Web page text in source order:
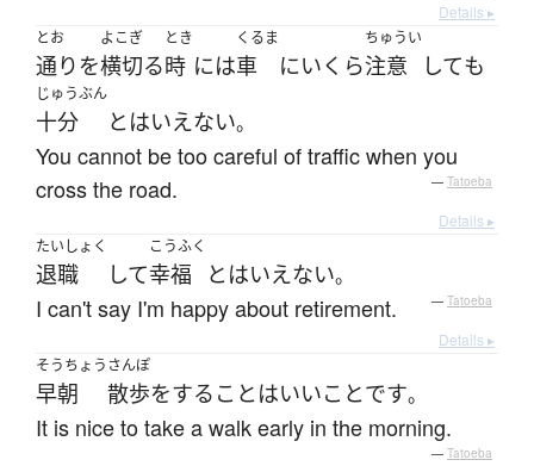
Details ▸
とお
通り を
よこぎ
横切る
とき
時 には
くるま
車 にいくら
ちゅうい
注意 しても
じゅうぶん
十分 とはいえない。
You cannot be too careful of traffic when you
cross the road.
— Tatoeba
Details ▸
たいしょく
退職 して
こうふく
幸福 とはいえない。
I can't say I'm happy about retirement. — Tatoeba
Details ▸
そうちょう
早朝
さんぽ
散歩をする ことはいいことです。
It is nice to take a walk early in the morning.
— Tatoeba